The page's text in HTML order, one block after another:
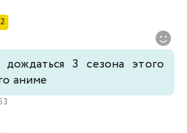
3 сезона этого
аниме